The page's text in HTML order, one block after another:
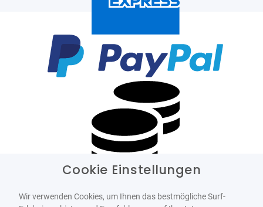
Cookie Einstellungen
Wir verwenden Cookies, um Ihnen das bestmögliche Surf-